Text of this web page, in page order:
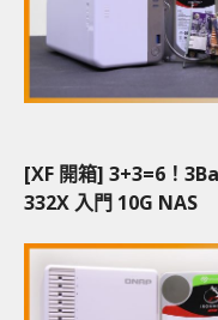
[XF 開箱] 3+3=6！
332X 入門 10G NAS